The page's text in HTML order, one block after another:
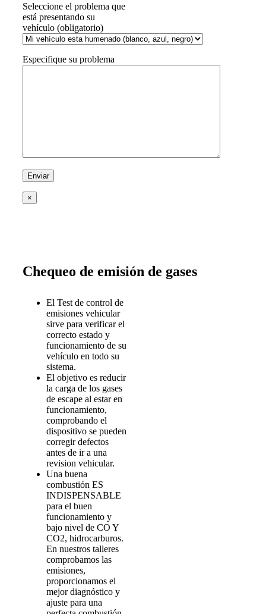
Seleccione el problema que
está presentando su
vehículo (obligatorio)
Especifique su problema
×
Chequeo de emisión de gases
El Test de control de
emisiones vehicular
sirve para verificar el
correcto estado y
funcionamiento de su
vehículo en todo su
sistema.
El objetivo es reducir
la carga de los gases
de escape al estar en
funcionamiento,
comprobando el
dispositivo se pueden
corregir defectos
antes de ir a una
revision vehicular.
Una buena
combustión ES
INDISPENSABLE
para el buen
funcionamiento y
bajo nivel de CO Y
CO2, hidrocarburos.
En nuestros talleres
comprobamos las
emisiones,
proporcionamos el
mejor diagnóstico y
ajuste para una